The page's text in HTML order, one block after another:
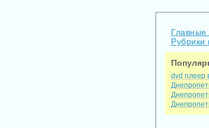
Главные
Рубрики
dvd плеер